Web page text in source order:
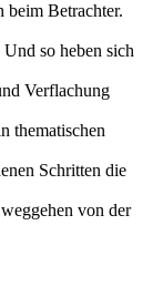
Betrachter.
so heben sich
Verflachung
thematischen
Schritten die
von der